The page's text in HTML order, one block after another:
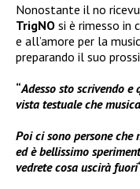
Nonostante il no
TrigNO si è rimesso in
e all’amore per la
preparando il suo
“Adesso sto scrivendo
vista testuale che
Poi ci sono persone che
ed è bellissimo
vedrete cosa uscirà fuori